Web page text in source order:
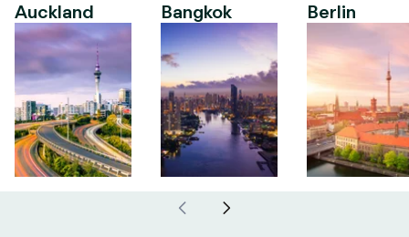
Auckland Bangkok Berlin